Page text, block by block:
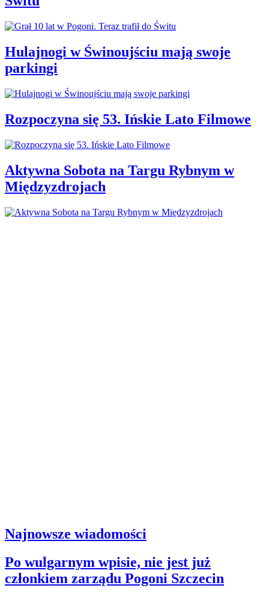
Hulajnogi w Świnoujściu mają swoje
parkingi
Rozpoczyna się 53. Ińskie Lato Filmowe
Aktywna Sobota na Targu Rybnym w
Międzyzdrojach
Najnowsze wiadomości
Po wulgarnym wpisie, nie jest już
członkiem zarządu Pogoni Szczecin